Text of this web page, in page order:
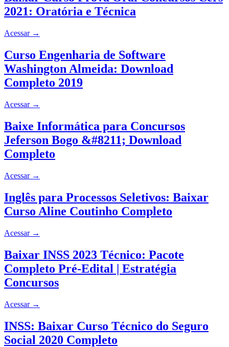
2021: Oratória e Técnica
Acessar →
Curso Engenharia de Software
Washington Almeida: Download
Completo 2019
Acessar →
Baixe Informática para Concursos
Jeferson Bogo &#8211; Download
Completo
Acessar →
Inglês para Processos Seletivos: Baixar
Curso Aline Coutinho Completo
Acessar →
Baixar INSS 2023 Técnico: Pacote
Completo Pré-Edital | Estratégia
Concursos
Acessar →
INSS: Baixar Curso Técnico do Seguro
Social 2020 Completo